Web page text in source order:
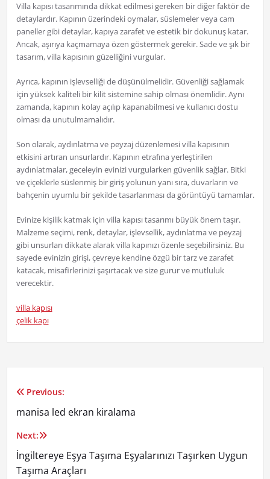
Villa kapısı tasarımında dikkat edilmesi gereken bir diğer faktör de
detaylardır. Kapının üzerindeki oymalar, süslemeler veya cam
paneller gibi detaylar, kapıya zarafet ve estetik bir dokunuş katar.
Ancak, aşırıya kaçmamaya özen göstermek gerekir. Sade ve şık bir
tasarım, villa kapısının güzelliğini vurgular.
Ayrıca, kapının işlevselliği de düşünülmelidir. Güvenliği sağlamak
için yüksek kaliteli bir kilit sistemine sahip olması önemlidir. Aynı
zamanda, kapının kolay açılıp kapanabilmesi ve kullanıcı dostu
olması da unutulmamalıdır.
Son olarak, aydınlatma ve peyzaj düzenlemesi villa kapısının
etkisini artıran unsurlardır. Kapının etrafına yerleştirilen
aydınlatmalar, geceleyin evinizi vurgularken güvenlik sağlar. Bitki
ve çiçeklerle süslenmiş bir giriş yolunun yanı sıra, duvarların ve
bahçenin uyumlu bir şekilde tasarlanması da görüntüyü tamamlar.
Evinize kişilik katmak için villa kapısı tasarımı büyük önem taşır.
Malzeme seçimi, renk, detaylar, işlevsellik, aydınlatma ve peyzaj
gibi unsurları dikkate alarak villa kapınızı özenle seçebilirsiniz. Bu
sayede evinizin girişi, çevreye kendine özgü bir tarz ve zarafet
katacak, misafirlerinizi şaşırtacak ve size gurur ve mutluluk
verecektir.
villa kapısı
çelik kapı
Yazı
gezinmesi
Previous:
manisa led ekran kiralama
Next:
İngiltereye Eşya Taşıma Eşyalarınızı Taşırken Uygun
Taşıma Araçları